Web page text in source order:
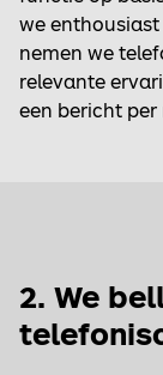
we enthousiast
nemen we
relevante
een bericht per
2. We